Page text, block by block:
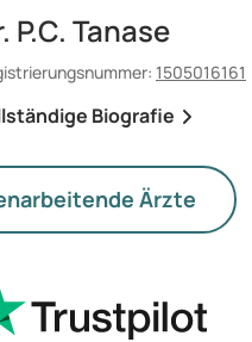
P.C. Tanase
1505016161
Biografie
Ärzte